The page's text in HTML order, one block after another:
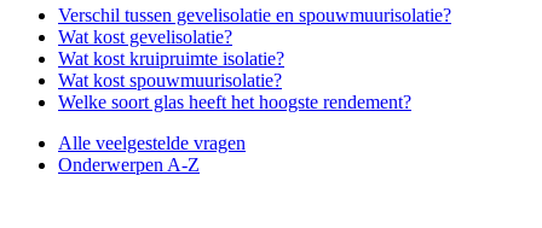
Verschil tussen gevelisolatie en spouwmuurisolatie?
Wat kost gevelisolatie?
Wat kost kruipruimte isolatie?
Wat kost spouwmuurisolatie?
Welke soort glas heeft het hoogste rendement?
Alle veelgestelde vragen
Onderwerpen A-Z